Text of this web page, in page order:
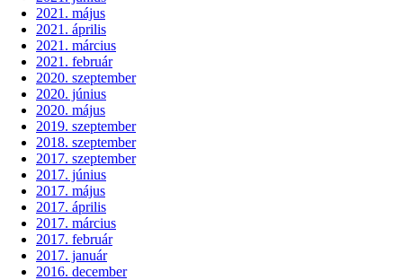
2021. május
2021. április
2021. március
2021. február
2020. szeptember
2020. június
2020. május
2019. szeptember
2018. szeptember
2017. szeptember
2017. június
2017. május
2017. április
2017. március
2017. február
2017. január
2016. december